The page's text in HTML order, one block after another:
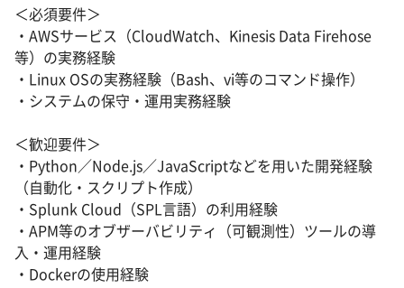
＜必須要件＞
・AWSサービス（CloudWatch、Kinesis Data Firehose
等）の実務経験
・Linux OSの実務経験（Bash、vi等のコマンド操作）
・システムの保守・運用実務経験
＜歓迎要件＞
・Python／Node.js／JavaScriptなどを用いた開発経験
（自動化・スクリプト作成）
・Splunk Cloud（SPL言語）の利用経験
・APM等のオブザーバビリティ（可観測性）ツールの導
入・運用経験
・Dockerの使用経験